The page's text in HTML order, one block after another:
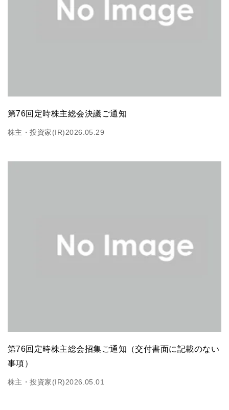
第76回定時株主総会決議ご通知
株主・投資家(IR)2026.05.29
第76回定時株主総会招集ご通知（交付書面に記載のない
事項）
株主・投資家(IR)2026.05.01